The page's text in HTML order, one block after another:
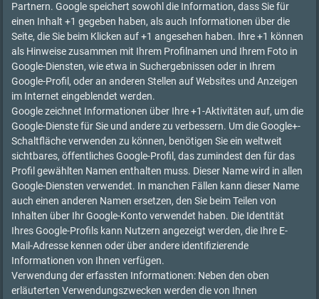
Partnern. Google speichert sowohl die Information, dass Sie für
einen Inhalt +1 gegeben haben, als auch Informationen über die
Seite, die Sie beim Klicken auf +1 angesehen haben. Ihre +1 können
als Hinweise zusammen mit Ihrem Profilnamen und Ihrem Foto in
Google-Diensten, wie etwa in Suchergebnissen oder in Ihrem
Google-Profil, oder an anderen Stellen auf Websites und Anzeigen
im Internet eingeblendet werden.
Google zeichnet Informationen über Ihre +1-Aktivitäten auf, um die
Google-Dienste für Sie und andere zu verbessern. Um die Google+-
Schaltfläche verwenden zu können, benötigen Sie ein weltweit
sichtbares, öffentliches Google-Profil, das zumindest den für das
Profil gewählten Namen enthalten muss. Dieser Name wird in allen
Google-Diensten verwendet. In manchen Fällen kann dieser Name
auch einen anderen Namen ersetzen, den Sie beim Teilen von
Inhalten über Ihr Google-Konto verwendet haben. Die Identität
Ihres Google-Profils kann Nutzern angezeigt werden, die Ihre E-
Mail-Adresse kennen oder über andere identifizierende
Informationen von Ihnen verfügen.
Verwendung der erfassten Informationen: Neben den oben
erläuterten Verwendungszwecken werden die von Ihnen